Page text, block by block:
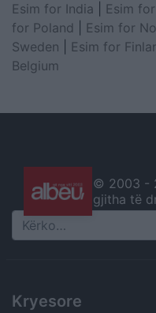
Esim for India
Esim
for Poland
Esim for
Sweden
Esim for
Belgium
© 2003 -
gjitha të
Search
Kryesore